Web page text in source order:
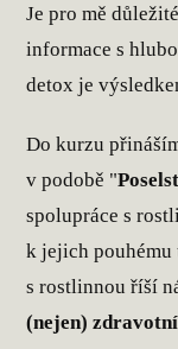
Je pro mě
informace s
detox je
Do kurzu
v podobě "
spolupráce s
k jejich pouhému
s rostlinnou říší
(nejen)